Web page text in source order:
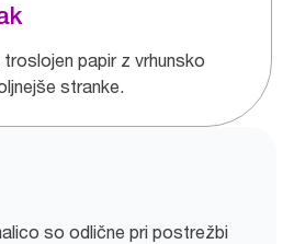
papir z vrhunsko
stranke.
so odlične pri postrežbi